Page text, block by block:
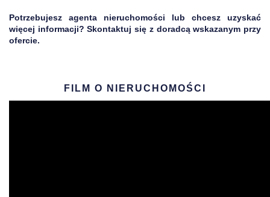
Potrzebujesz agenta nieruchomości lub chcesz uzyskać
więcej informacji? Skontaktuj się z doradcą wskazanym przy
ofercie.
FILM O NIERUCHOMOŚCI